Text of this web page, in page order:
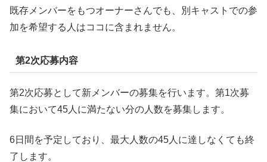
既存メンバーをもつオーナーさんでも、別キャストでの参
加を希望する人はココに含まれません。
第2次応募内容
第2次応募として新メンバーの募集を行います。第1次募
集において45人に満たない分の人数を募集します。
6日間を予定しており、最大人数の45人に達しなくても終
了します。